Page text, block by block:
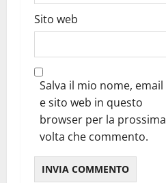
Sito web
Salva il mio nome, email
e sito web in questo
browser per la prossima
volta che commento.